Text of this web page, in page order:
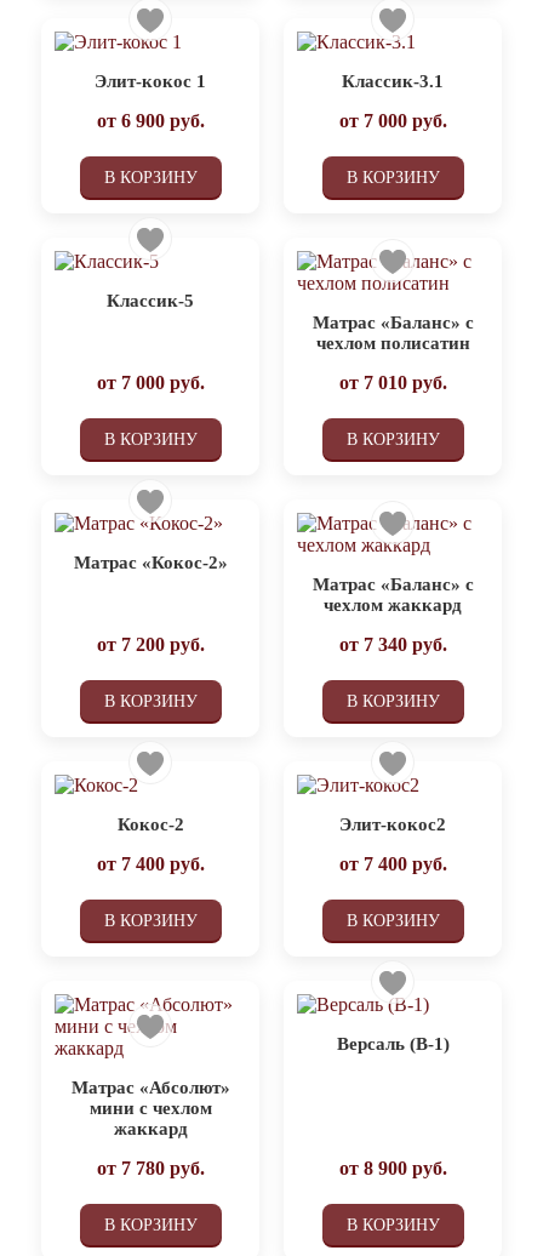
Элит-кокос 1
от 6 900руб.
В КОРЗИНУ
Классик-3.1
от 7 000руб.
В КОРЗИНУ
Классик-5
от 7 000руб.
В КОРЗИНУ
Матрас «Баланс» с
чехлом полисатин
от 7 010руб.
В КОРЗИНУ
Матрас «Кокос-2»
от 7 200руб.
В КОРЗИНУ
Матрас «Баланс» с
чехлом жаккард
от 7 340руб.
В КОРЗИНУ
Кокос-2
от 7 400руб.
В КОРЗИНУ
Элит-кокос2
от 7 400руб.
В КОРЗИНУ
Матрас «Абсолют»
мини с чехлом
жаккард
от 7 780руб.
В КОРЗИНУ
Версаль (В-1)
от 8 900руб.
В КОРЗИНУ